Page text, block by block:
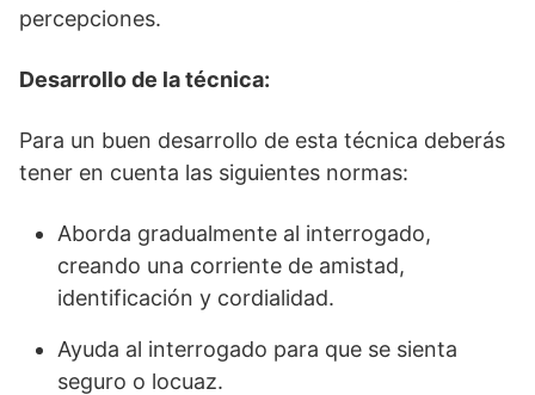
percepciones.
Desarrollo de la técnica:
Para un buen desarrollo de esta técnica deberás
tener en cuenta las siguientes normas:
Aborda gradualmente al interrogado,
creando una corriente de amistad,
identificación y cordialidad.
Ayuda al interrogado para que se sienta
seguro o locuaz.